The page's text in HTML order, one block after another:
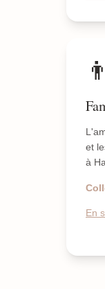
et
à
En